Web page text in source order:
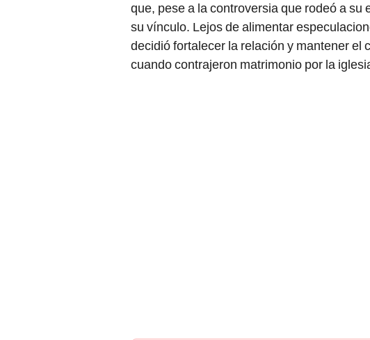
que, pese a la controversia que rodeó a
su vínculo. Lejos de alimentar
decidió fortalecer la relación y mantener el
cuando contrajeron matrimonio por la